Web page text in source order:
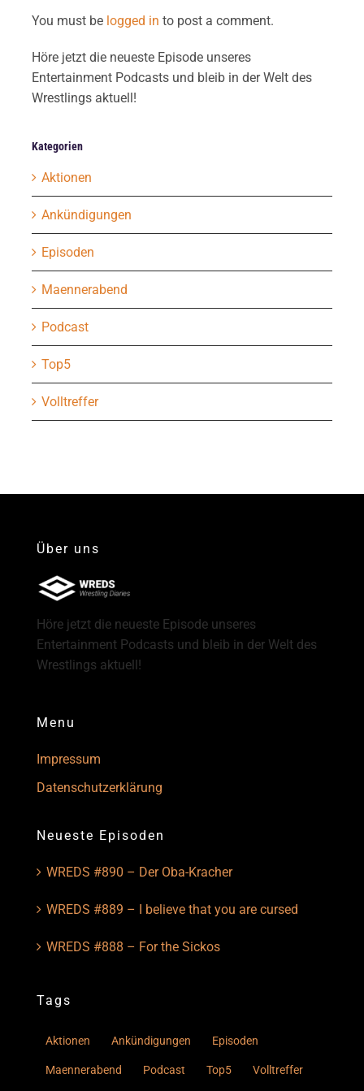
You must be logged in to post a comment.
Höre jetzt die neueste Episode unseres
Entertainment Podcasts und bleib in der Welt des
Wrestlings aktuell!
Kategorien
Aktionen
Ankündigungen
Episoden
Maennerabend
Podcast
Top5
Volltreffer
Über uns
Höre jetzt die neueste Episode unseres
Entertainment Podcasts und bleib in der Welt des
Wrestlings aktuell!
Menu
Impressum
Datenschutzerklärung
Neueste Episoden
WREDS #890 – Der Oba-Kracher
WREDS #889 – I believe that you are cursed
WREDS #888 – For the Sickos
Tags
Aktionen Ankündigungen Episoden
Maennerabend Podcast Top5 Volltreffer